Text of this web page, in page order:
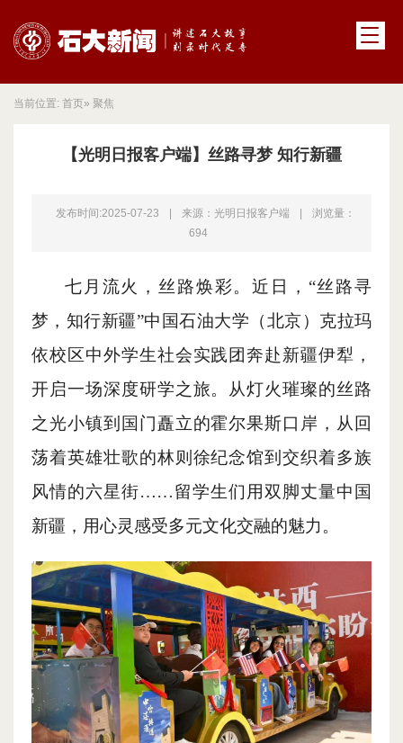
当前位置: 首页» 聚焦
【光明日报客户端】丝路寻梦 知行新疆
发布时间:2025-07-23 来源：光明日报客户端
浏览量：
694
七月流火，丝路焕彩。近日， “丝路寻
梦，知行新疆”中国石油大学（北京）克拉玛
依校区中外学生社会实践团奔赴新疆伊犁，
开启一场深度研学之旅。从灯火璀璨的丝路
之光小镇到国门矗立的霍尔果斯口岸，从回
荡着英雄壮歌的林则徐纪念馆到交织着多族
风情的六星街……留学生们用双脚丈量中国
新疆，用心灵感受多元文化交融的魅力。